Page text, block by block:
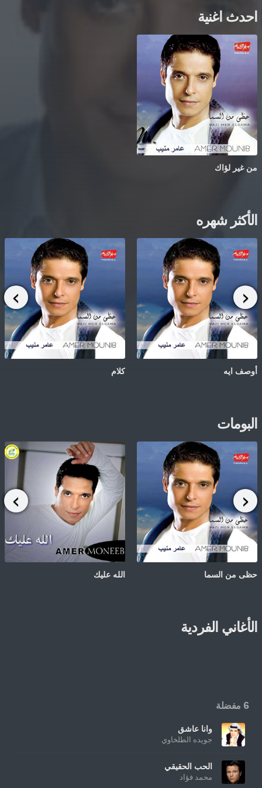
احدث اغنية
من غير لؤاك
الأكثر شهره
أوصف ايه كلام
البومات
حظى من السما الله عليك
الأغاني الفردية
6 مفضلة
وانا عاشق
جويده الطلخاوي
الحب الحقيقي
محمد فؤاد